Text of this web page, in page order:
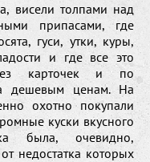
висели толпами над
припасами, где
гуси, утки, куры,
и где все это
карточек и по
дешевым ценам. На
охотно покупали
куски вкусного
была, очевидно,
недостатка которых